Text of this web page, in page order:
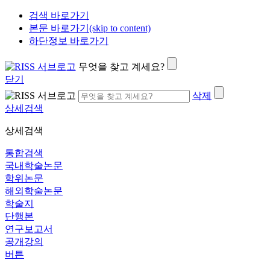
검색 바로가기
본문 바로가기(skip to content)
하단정보 바로가기
무엇을 찾고 계세요?
닫기
삭제
상세검색
상세검색
통합검색
국내학술논문
학위논문
해외학술논문
학술지
단행본
연구보고서
공개강의
버튼